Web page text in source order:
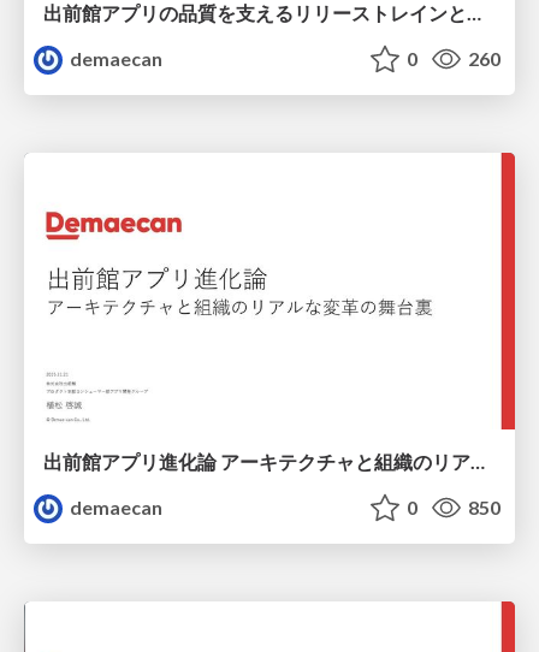
出前館アプリの品質を支えるリリーストレインとその実践
demaecan
0 260
出前館アプリ進化論 アーキテクチャと組織のリアルな変⾰の舞台裏
demaecan
0 850